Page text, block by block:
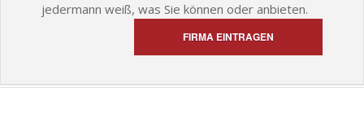
jedermann weiß, was Sie können oder anbieten.
FIRMA EINTRAGEN